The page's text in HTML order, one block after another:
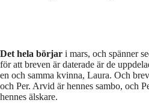
Det hela börjar i mars, och spänner
för att breven är daterade är de
en och samma kvinna, Laura. Och
och Per. Arvid är hennes sambo, och
hennes älskare.